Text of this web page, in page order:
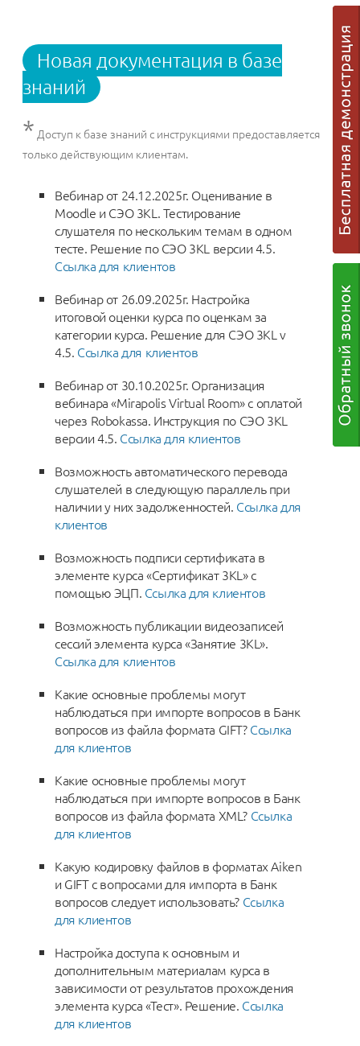
Новая документация в базе
знаний
* Доступ к базе знаний с инструкциями предоставляется
только действующим клиентам.
Вебинар от 24.12.2025г. Оценивание в
Moodle и СЭО 3KL. Тестирование
слушателя по нескольким темам в одном
тесте. Решение по СЭО 3KL версии 4.5.
Ссылка для клиентов
Вебинар от 26.09.2025г. Настройка
итоговой оценки курса по оценкам за
категории курса. Решение для СЭО 3KL v
4.5. Ссылка для клиентов
Вебинар от 30.10.2025г. Организация
вебинара «Mirapolis Virtual Room» с оплатой
через Robokassa. Инструкция по СЭО 3KL
версии 4.5. Ссылка для клиентов
Возможность автоматического перевода
слушателей в следующую параллель при
наличии у них задолженностей. Ссылка для
клиентов
Возможность подписи сертификата в
элементе курса «Сертификат 3KL» с
помощью ЭЦП. Ссылка для клиентов
Возможность публикации видеозаписей
сессий элемента курса «Занятие 3KL».
Ссылка для клиентов
Какие основные проблемы могут
наблюдаться при импорте вопросов в Банк
вопросов из файла формата GIFT?Ссылка
для клиентов
Какие основные проблемы могут
наблюдаться при импорте вопросов в Банк
вопросов из файла формата XML? Ссылка
для клиентов
Какую кодировку файлов в форматах Aiken
и GIFT с вопросами для импорта в Банк
вопросов следует использовать? Ссылка
для клиентов
Настройка доступа к основным и
дополнительным материалам курса в
зависимости от результатов прохождения
элемента курса «Тест». Решение. Ссылка
для клиентов